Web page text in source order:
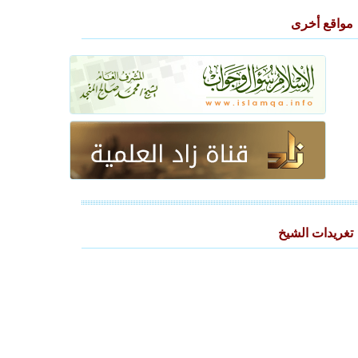
مواقع أخرى
تغريدات الشيخ